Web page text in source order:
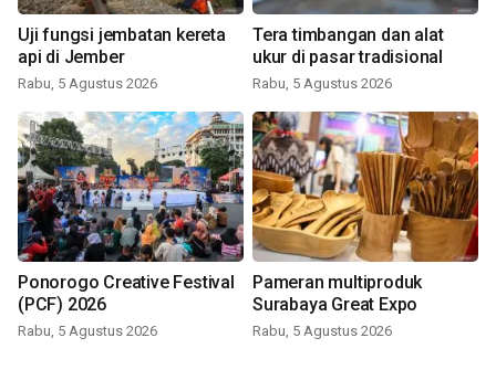
Uji fungsi jembatan kereta
api di Jember
Rabu, 5 Agustus 2026
Tera timbangan dan alat
ukur di pasar tradisional
Rabu, 5 Agustus 2026
Ponorogo Creative Festival
(PCF) 2026
Rabu, 5 Agustus 2026
Pameran multiproduk
Surabaya Great Expo
Rabu, 5 Agustus 2026